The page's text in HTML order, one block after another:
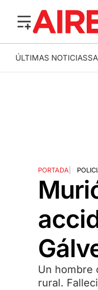
ÚLTIMAS NOTICIAS
PORTADA|
Un hombre
rural.